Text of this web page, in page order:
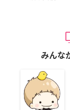
みんな